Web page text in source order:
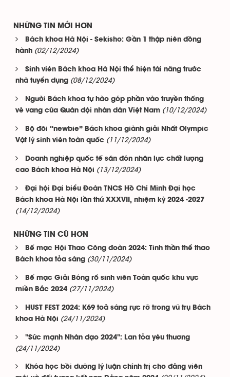
NHỮNG TIN MỚI HƠN
Bách khoa Hà Nội - Sekisho: Gần 1 thập niên đồng
hành (02/12/2024)
Sinh viên Bách khoa Hà Nội thể hiện tài năng trước
nhà tuyển dụng (08/12/2024)
Người Bách khoa tự hào góp phần vào truyền thống
vẻ vang của Quân đội nhân dân Việt Nam (10/12/2024)
Bộ đôi “newbie” Bách khoa giành giải Nhất Olympic
Vật lý sinh viên toàn quốc (11/12/2024)
Doanh nghiệp quốc tế săn đón nhân lực chất lượng
cao Bách khoa Hà Nội (13/12/2024)
Đại hội Đại biểu Đoàn TNCS Hồ Chí Minh Đại học
Bách khoa Hà Nội lần thứ XXXVII, nhiệm kỳ 2024 -2027
(14/12/2024)
NHỮNG TIN CŨ HƠN
Bế mạc Hội Thao Công đoàn 2024: Tinh thần thể thao
Bách khoa tỏa sáng (30/11/2024)
Bế mạc Giải Bóng rổ sinh viên Toàn quốc khu vực
miền Bắc 2024 (27/11/2024)
HUST FEST 2024: K69 toả sáng rực rỡ trong vũ trụ Bách
khoa Hà Nội (24/11/2024)
"Sức mạnh Nhân đạo 2024": Lan tỏa yêu thương
(24/11/2024)
Khóa học bồi dưỡng lý luận chính trị cho đảng viên